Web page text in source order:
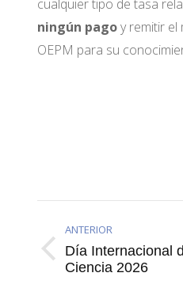
cualquier tipo de tasa
ningún pagoy remitir el
OEPM para su
ANTERIOR
Publicación
Día Internacional
Ciencia 2026